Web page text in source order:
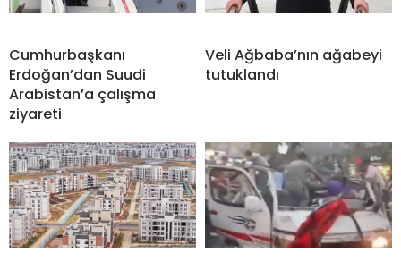
Cumhurbaşkanı
Erdoğan’dan Suudi
Arabistan’a çalışma
ziyareti
Veli Ağbaba’nın ağabeyi
tutuklandı